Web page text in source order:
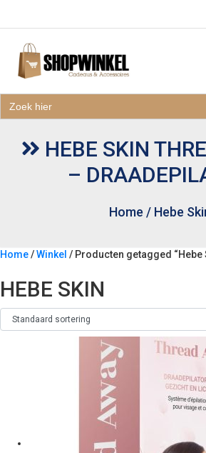
naar:
Zoek
naar:
HEBE SKIN
–
Home / Hebe
Home/Winkel / Producten getagged “Hebe
HEBE SKIN